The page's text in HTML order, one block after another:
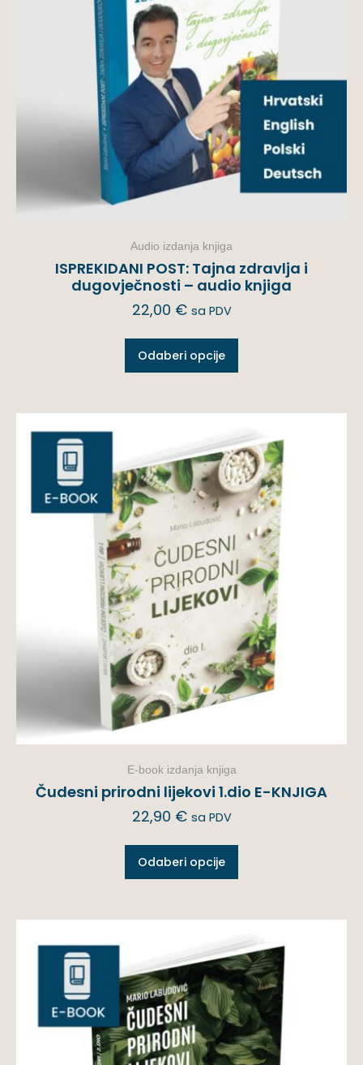
Audio izdanja knjiga
ISPREKIDANI POST: Tajna zdravlja i
dugovječnosti – audio knjiga
22,00 € sa PDV
Odaberi opcije
E-book izdanja knjiga
Čudesni prirodni lijekovi 1.dio E-KNJIGA
22,90 € sa PDV
Odaberi opcije